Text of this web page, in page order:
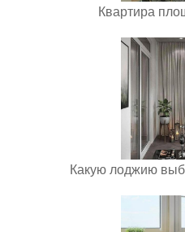
Квартира
Какую лоджию